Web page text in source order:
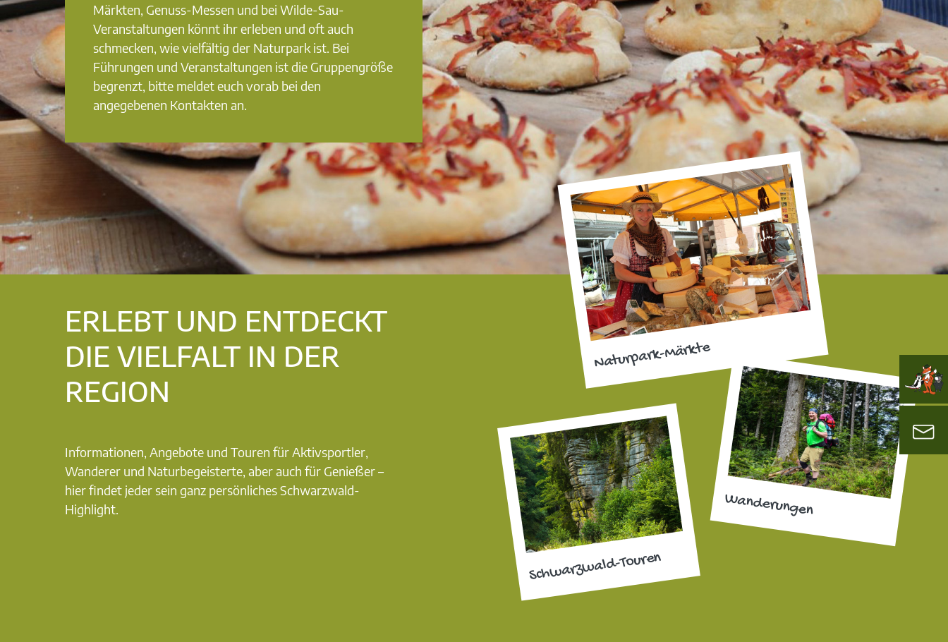
Märkten, Genuss-Messen und bei Wilde-Sau-
Veranstaltungen könnt ihr erleben und oft auch
schmecken, wie vielfältig der Naturpark ist. Bei
Führungen und Veranstaltungen ist die Gruppengröße
begrenzt, bitte meldet euch vorab bei den
angegebenen Kontakten an.
ERLEBT UND ENTDECKT
DIE VIELFALT IN DER
REGION
Informationen, Angebote und Touren für Aktivsportler,
Wanderer und Naturbegeisterte, aber auch für Genießer –
hier findet jeder sein ganz persönliches Schwarzwald-
Highlight.
Naturpark-Märkte
Wanderungen
Schwarzwald-Touren